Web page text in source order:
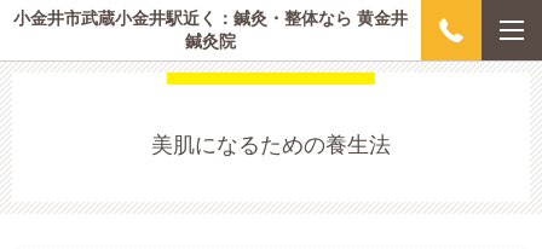
小金井市武蔵小金井駅近く：鍼灸・整体なら 黄金井
鍼灸院
美肌になるための養生法